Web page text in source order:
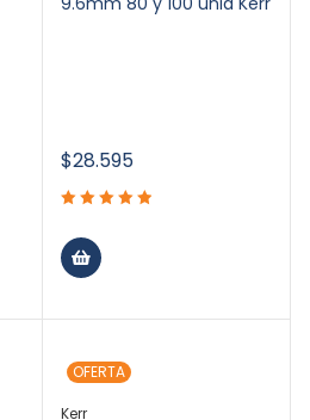
$28.595
OFERTA
Kerr